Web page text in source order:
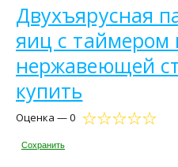
Двухъярусная
яиц с таймером
нержавеющей
купить
Оценка — 0
Сохранить